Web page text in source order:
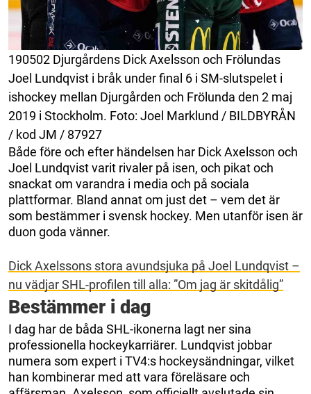
190502 Djurgårdens Dick Axelsson och Frölundas
Joel Lundqvist i bråk under final 6 i SM-slutspelet i
ishockey mellan Djurgården och Frölunda den 2 maj
2019 i Stockholm. Foto: Joel Marklund / BILDBYRÅN
/ kod JM / 87927
Både före och efter händelsen har Dick Axelsson och
Joel Lundqvist varit rivaler på isen, och pikat och
snackat om varandra i media och på sociala
plattformar. Bland annat om just det – vem det är
som bestämmer i svensk hockey. Men utanför isen är
duon goda vänner.
Dick Axelssons stora avundsjuka på Joel Lundqvist –
nu vädjar SHL-profilen till alla: ”Om jag är skitdålig”
Bestämmer i dag
I dag har de båda SHL-ikonerna lagt ner sina
professionella hockeykarriärer. Lundqvist jobbar
numera som expert i TV4:s hockeysändningar, vilket
han kombinerar med att vara föreläsare och